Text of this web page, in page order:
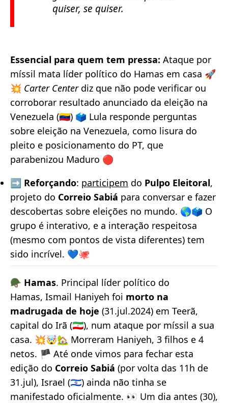
quiser, se quiser.
Essencial para quem tem pressa: Ataque por
míssil mata líder político do Hamas em casa 🚀
💥 Carter Centerdiz que não pode verificar ou
corroborar resultado anunciado da eleição na
Venezuela (🇻🇪) 🗳️ Lula responde perguntas
sobre eleição na Venezuela, como lisura do
pleito e posicionamento do PT, que
parabenizou Maduro 🔴
➡️ Reforçando: participem do Pulpo Eleitoral,
projeto do Correio Sabiá para conversar e fazer
descobertas sobre eleições no mundo. 🌎🗳️ O
grupo é interativo, e a interação respeitosa
(mesmo com pontos de vista diferentes) tem
sido incrível. 💙🐙
🪖 Hamas. Principal líder político do
Hamas, Ismail Haniyeh foi morto na
madrugada de hoje (31.jul.2024) em Teerã,
capital do Irã (🇮🇷), num ataque por míssil a sua
casa. 💥🤯🏡 Morreram Haniyeh, 3 filhos e 4
netos. 🏴 Até onde vimos para fechar esta
edição do Correio Sabiá (por volta das 11h de
31.jul), Israel (🇮🇱) ainda não tinha se
manifestado oficialmente. 👀 Um dia antes (30),